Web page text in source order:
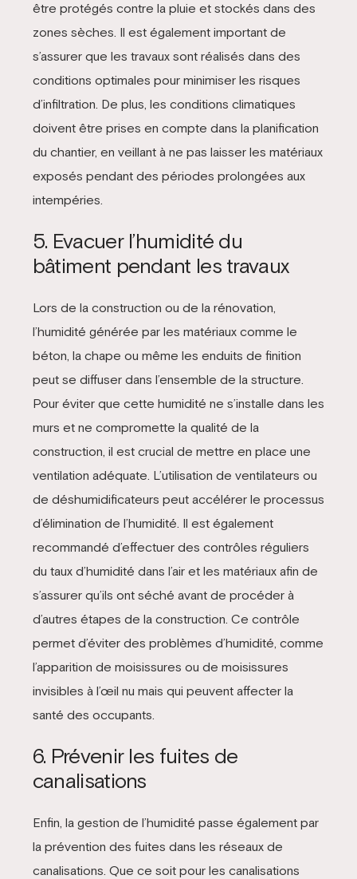
être protégés contre la pluie et stockés dans des
zones sèches. Il est également important de
s’assurer que les travaux sont réalisés dans des
conditions optimales pour minimiser les risques
d’infiltration. De plus, les conditions climatiques
doivent être prises en compte dans la planification
du chantier, en veillant à ne pas laisser les matériaux
exposés pendant des périodes prolongées aux
intempéries.
5. Evacuer l’humidité du
bâtiment pendant les travaux
Lors de la construction ou de la rénovation,
l’humidité générée par les matériaux comme le
béton, la chape ou même les enduits de finition
peut se diffuser dans l’ensemble de la structure.
Pour éviter que cette humidité ne s’installe dans les
murs et ne compromette la qualité de la
construction, il est crucial de mettre en place une
ventilation adéquate. L’utilisation de ventilateurs ou
de déshumidificateurs peut accélérer le processus
d’élimination de l’humidité. Il est également
recommandé d’effectuer des contrôles réguliers
du taux d’humidité dans l’air et les matériaux afin de
s’assurer qu’ils ont séché avant de procéder à
d’autres étapes de la construction. Ce contrôle
permet d’éviter des problèmes d’humidité, comme
l’apparition de moisissures ou de moisissures
invisibles à l’œil nu mais qui peuvent affecter la
santé des occupants.
6. Prévenir les fuites de
canalisations
Enfin, la gestion de l’humidité passe également par
la prévention des fuites dans les réseaux de
canalisations. Que ce soit pour les canalisations